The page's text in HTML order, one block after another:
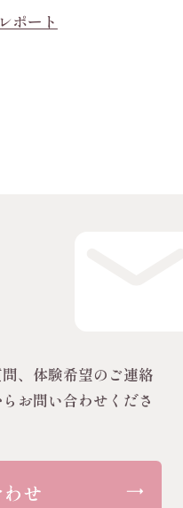
ポート
、体験希望のご連絡
お問い合わせくださ
せ